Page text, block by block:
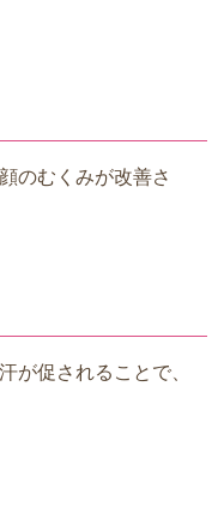
のむくみが改善さ
が促されることで、